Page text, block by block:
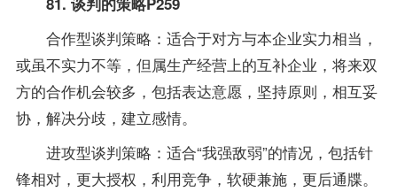
合作型谈判策略：适合于对方与本企业实力相当，
或虽不实力不等，但属生产经营上的互补企业，将来双
方的合作机会较多，包括表达意愿，坚持原则，相互妥
协，解决分歧，建立感情。
进攻型谈判策略：适合“我强敌弱”的情况，包括针
锋相对，更大授权，利用竞争，软硬兼施，更后通牒。